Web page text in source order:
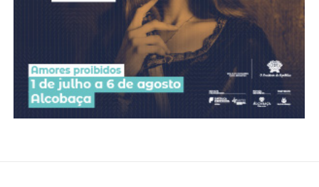
Escolha o plano